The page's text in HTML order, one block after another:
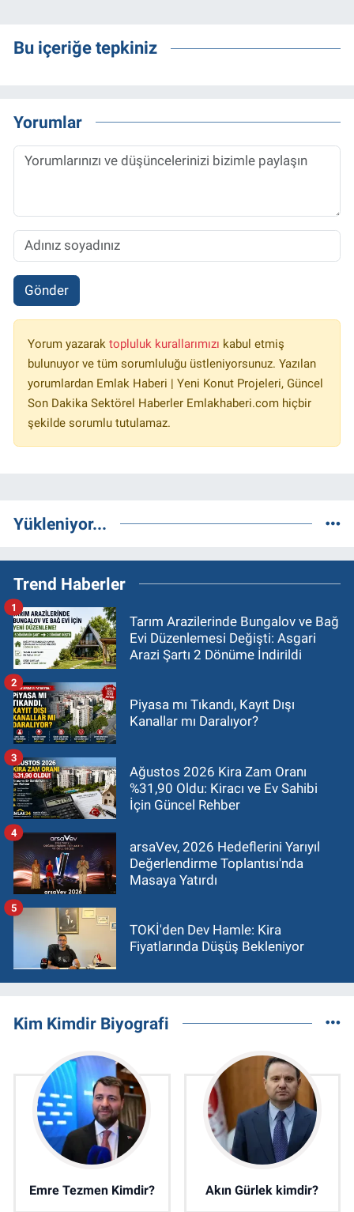
Bu içeriğe tepkiniz
Yorumlar
Gönder
Yorum yazarak topluluk kurallarımızı kabul etmiş
bulunuyor ve tüm sorumluluğu üstleniyorsunuz. Yazılan
yorumlardan Emlak Haberi | Yeni Konut Projeleri, Güncel
Son Dakika Sektörel Haberler Emlakhaberi.com hiçbir
şekilde sorumlu tutulamaz.
Yükleniyor...
Trend Haberler
Tarım Arazilerinde Bungalov ve Bağ
Evi Düzenlemesi Değişti: Asgari
Arazi Şartı 2 Dönüme İndirildi
1
Piyasa mı Tıkandı, Kayıt Dışı
Kanallar mı Daralıyor?
2
Ağustos 2026 Kira Zam Oranı
%31,90 Oldu: Kiracı ve Ev Sahibi
İçin Güncel Rehber
3
arsaVev, 2026 Hedeflerini Yarıyıl
Değerlendirme Toplantısı'nda
Masaya Yatırdı
4
TOKİ'den Dev Hamle: Kira
Fiyatlarında Düşüş Bekleniyor
5
Kim Kimdir Biyografi
Emre Tezmen Kimdir? Akın Gürlek kimdir?